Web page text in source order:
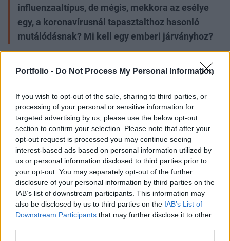
Portfolio - Do Not Process My Personal Information
If you wish to opt-out of the sale, sharing to third parties, or
processing of your personal or sensitive information for
targeted advertising by us, please use the below opt-out
section to confirm your selection. Please note that after your
opt-out request is processed you may continue seeing
interest-based ads based on personal information utilized by
us or personal information disclosed to third parties prior to
your opt-out. You may separately opt-out of the further
disclosure of your personal information by third parties on the
IAB’s list of downstream participants. This information may
also be disclosed by us to third parties on the IAB’s List of
Downstream Participants that may further disclose it to other
influenzaaltípus, de mégis, mekkora az esélye
egy, a koronavírusnál tapasztalthoz hasonló
mutálódásnak? Mi kell egy emberi járványhoz?
Ahogy már megszokhattuk, a fertőző betegségek
gazdaváltása sosem egy egyszerű folyamat.
Ráadásul vírusonként is eltérnek azok a képességek
és folyamatok, amelyek elvezethetnek egy zoonózis,
azaz állati eredetű, de emberi fertőzésre alkalmas
kórokozó valódi és hatékony emberre váltásához. Az
influenzavírusoknál is ismertek az ilyen folyamatok,
például a reasszortment, azaz a gének keveredése
különféle apró vagy jelentősebb eltérést mutató
vírustörzs között. Ugyanakkor a mindenki által már
megtanult, klasszikus mutációk is rendelkezésre
állnak a vírus számára, hogy otthonosabban